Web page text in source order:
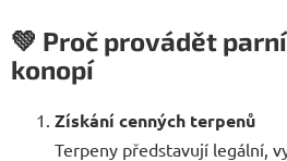
💚 Proč provádět
konopí
Získání cenných terpenů
Terpeny představují legální,